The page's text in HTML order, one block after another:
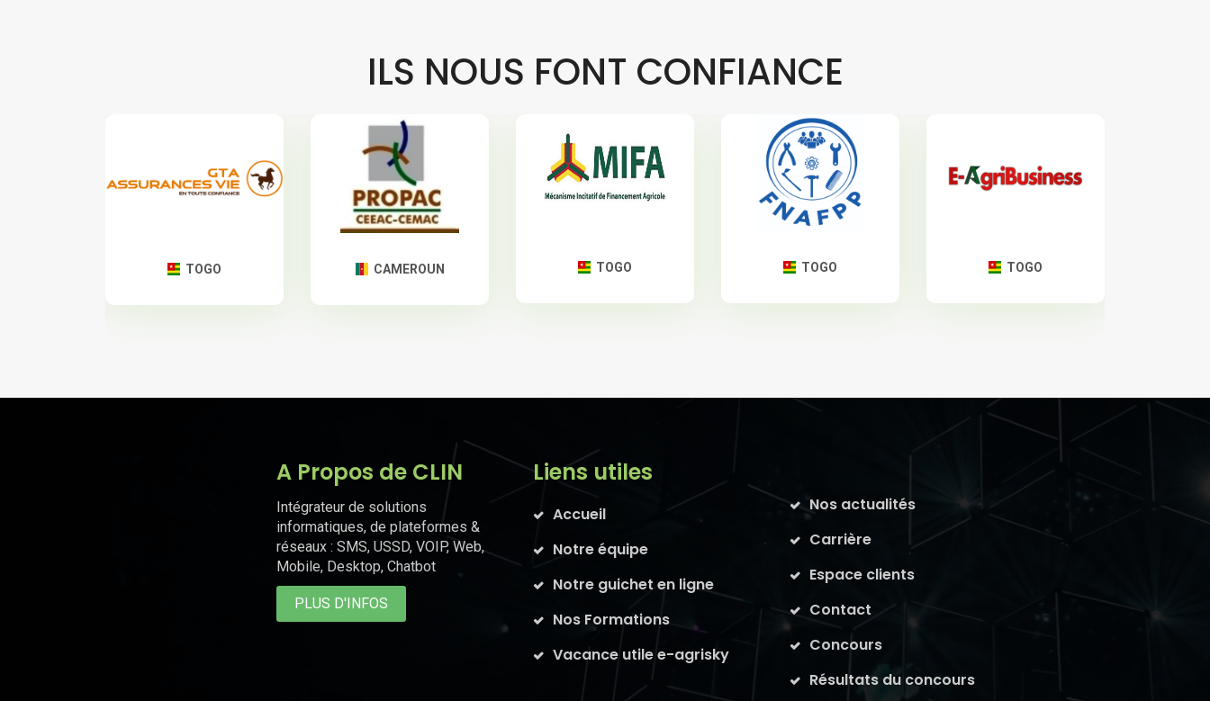
ILS NOUS FONT CONFIANCE
CAMEROUN TOGO TOGO TOGO PAYS BAS
A Propos de CLIN
Intégrateur de solutions
informatiques, de plateformes &
réseaux : SMS, USSD, VOIP, Web,
Mobile, Desktop, Chatbot
PLUS D'INFOS
Liens utiles
Accueil
Notre équipe
Notre guichet en ligne
Nos Formations
Vacance utile e-agrisky
Nos actualités
Carrière
Espace clients
Contact
Concours
Résultats du concours